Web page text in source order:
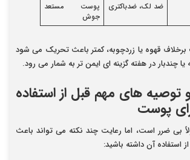
ضد لک، ضدباکتری
پوست مستعد
جوش
برخلاف قهوه یا زردچوبه، کمتر باعث تحریک می شود
یا چندبار در هفته گزینه ای ایمن تر به شمار می رود.
توصیه های مهم قبل از استفاده
پوست
بی ضرر است، اما رعایت چند نکته می تواند باعث
استفاده آن داشته باشید: